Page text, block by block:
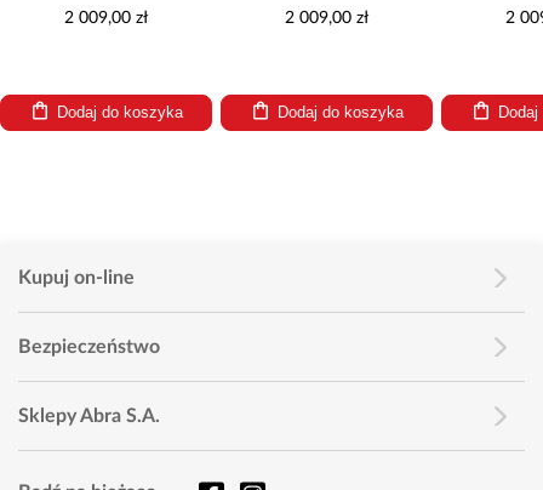
2 009,00 zł
Dodaj do koszyka
2 009,00 zł
Dodaj do koszyka
2
Kupuj on-line
Bezpieczeństwo
Sklepy Abra S.A.